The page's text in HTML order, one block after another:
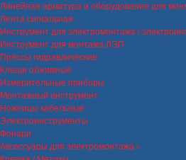
Линейная арматура и оборудование для
Лента сигнальная
Инструмент для электромонтажа /
Инструмент для монтажа ЛЭП
Прессы гидравлические
Клещи обжимные
Измерительные приборы
Монтажный инструмент
Ножницы кабельные
Электроинструменты
Фонари
Аксессуары для электромонтажа